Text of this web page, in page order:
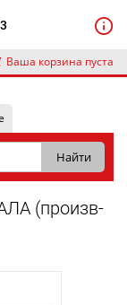
Ваша корзина пуста
(произв-